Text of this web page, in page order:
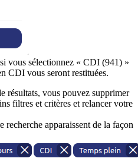
vous sélectionnez « CDI (941) »
CDI vous seront restituées.
résultats, vous pouvez supprimer
filtres et critères et relancer votre
recherche apparaissent de la façon